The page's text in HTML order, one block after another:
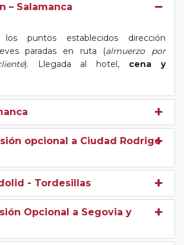
– Salamanca
los puntos establecidos dirección
paradas en ruta (almuerzo por
). Llegada al hotel, cena y
opcional a Ciudad Rodrigo
- Tordesillas
Opcional a Segovia y